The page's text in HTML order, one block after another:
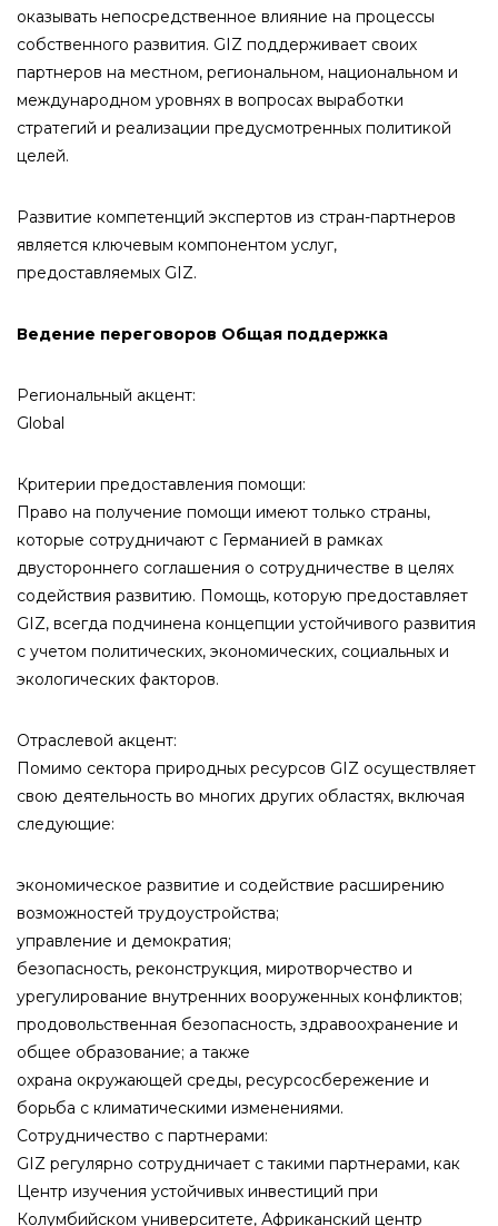
оказывать непосредственное влияние на процессы
собственного развития. GIZ поддерживает своих
партнеров на местном, региональном, национальном и
международном уровнях в вопросах выработки
стратегий и реализации предусмотренных политикой
целей.
Развитие компетенций экспертов из стран-партнеров
является ключевым компонентом услуг,
предоставляемых GIZ.
Ведение переговоров Общая поддержка
Региональный акцент:
Global
Критерии предоставления помощи:
Право на получение помощи имеют только страны,
которые сотрудничают с Германией в рамках
двустороннего соглашения о сотрудничестве в целях
содействия развитию. Помощь, которую предоставляет
GIZ, всегда подчинена концепции устойчивого развития
с учетом политических, экономических, социальных и
экологических факторов.
Отраслевой акцент:
Помимо сектора природных ресурсов GIZ осуществляет
свою деятельность во многих других областях, включая
следующие:
экономическое развитие и содействие расширению
возможностей трудоустройства;
управление и демократия;
безопасность, реконструкция, миротворчество и
урегулирование внутренних вооруженных конфликтов;
продовольственная безопасность, здравоохранение и
общее образование; а также
охрана окружающей среды, ресурсосбережение и
борьба с климатическими изменениями.
Сотрудничество с партнерами:
GIZ регулярно сотрудничает с такими партнерами, как
Центр изучения устойчивых инвестиций при
Колумбийском университете, Африканский центр